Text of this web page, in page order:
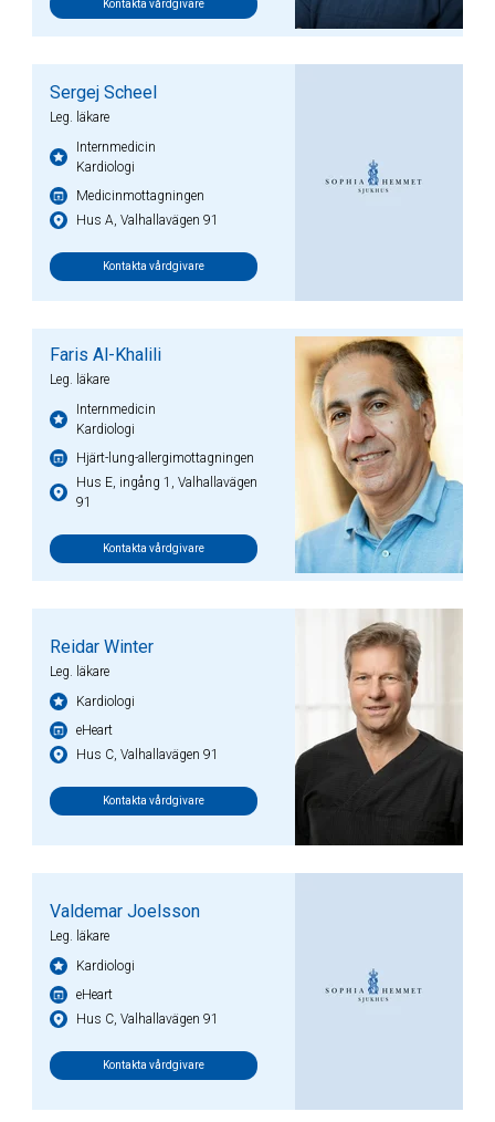
Kontakta vårdgivare
Sergej Scheel
Leg. läkare
Internmedicin
Kardiologi
Medicinmottagningen
Hus A, Valhallavägen 91
Kontakta vårdgivare
Faris Al-Khalili
Leg. läkare
Internmedicin
Kardiologi
Hjärt-lung-allergimottagningen
Hus E, ingång 1, Valhallavägen
91
Kontakta vårdgivare
Reidar Winter
Leg. läkare
Kardiologi
eHeart
Hus C, Valhallavägen 91
Kontakta vårdgivare
Valdemar Joelsson
Leg. läkare
Kardiologi
eHeart
Hus C, Valhallavägen 91
Kontakta vårdgivare